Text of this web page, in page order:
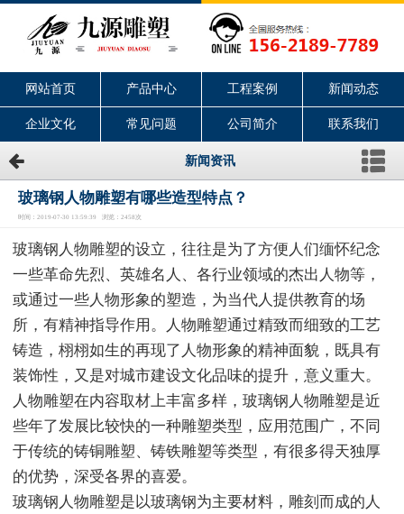
网站首页 产品中心 工程案例 新闻动态
企业文化 常见问题 公司简介 联系我们
新闻资讯
玻璃钢人物雕塑有哪些造型特点？
时间：2019-07-30 13:59:39 浏览：2458次
玻璃钢人物雕塑的设立，往往是为了方便人们缅怀纪念
一些革命先烈、英雄名人、各行业领域的杰出人物等，
或通过一些人物形象的塑造，为当代人提供教育的场
所，有精神指导作用。人物雕塑通过精致而细致的工艺
铸造，栩栩如生的再现了人物形象的精神面貌，既具有
装饰性，又是对城市建设文化品味的提升，意义重大。
人物雕塑在内容取材上丰富多样，玻璃钢人物雕塑是近
些年了发展比较快的一种雕塑类型，应用范围广，不同
于传统的铸铜雕塑、铸铁雕塑等类型，有很多得天独厚
的优势，深受各界的喜爱。
玻璃钢人物雕塑是以玻璃钢为主要材料，雕刻而成的人